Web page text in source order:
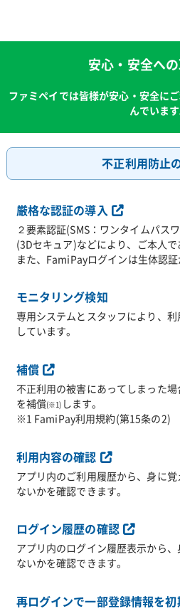
安心・安全へ
ファミペイでは皆様が安心・安全に
んでいます
不正利用防止
厳格な認証の導入
２要素認証(SMS：ワンタイムパス
(3Dセキュア)などにより、ご本人で
また、FamiPayログインは生体認証
モニタリング検知
専用システムとスタッフにより、
しています。
補償
不正利用の被害にあってしまった
を補償(※1) します。
※1 FamiPay利用規約(第15条の2)
利用内容の確認
アプリ内のご利用履歴から、身に
ないかを確認できます。
ログイン履歴の確認
アプリ内のログイン履歴表示から
ないかを確認できます。
再ログインで一部登録情報を初